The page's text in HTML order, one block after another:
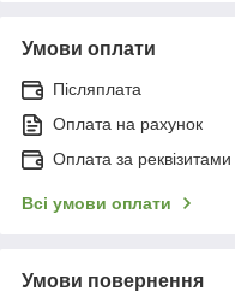
Умови оплати
Післяплата
Оплата на рахунок
Оплата за реквізитами
Всі умови оплати
Умови повернення